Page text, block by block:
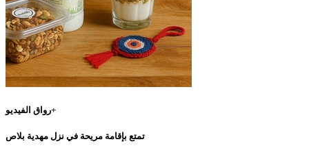
رواق الفيديو+
تمتع بإقامة مريحة في نزل مهدية بلاص